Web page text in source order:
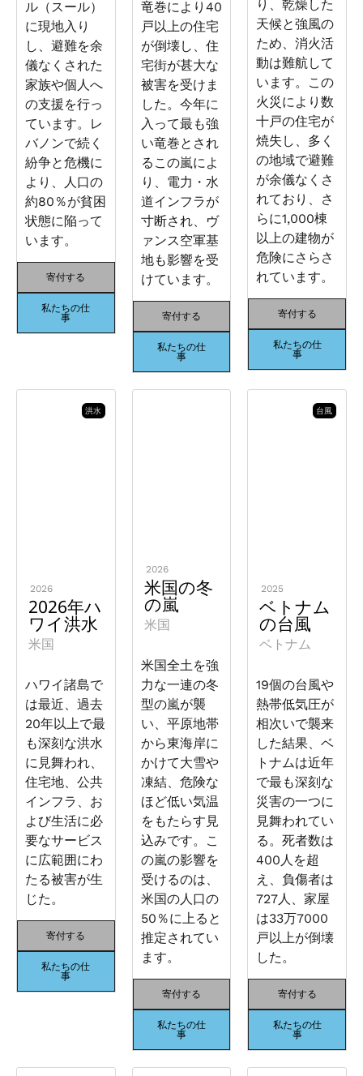
ル（スール）
に現地入り
し、避難を余
儀なくされた
家族や個人へ
の支援を行っ
ています。レ
バノンで続く
紛争と危機に
より、人口の
約80％が貧困
状態に陥って
います。
寄付する
私たちの仕
事
竜巻により40
戸以上の住宅
が倒壊し、住
宅街が甚大な
被害を受けま
した。今年に
入って最も強
い竜巻とされ
るこの嵐によ
り、電力・水
道インフラが
寸断され、ヴ
ァンス空軍基
地も影響を受
けています。
寄付する
私たちの仕
事
り、乾燥した
天候と強風の
ため、消火活
動は難航して
います。この
火災により数
十戸の住宅が
焼失し、多く
の地域で避難
が余儀なくさ
れており、さ
らに1,000棟
以上の建物が
危険にさらさ
れています。
寄付する
私たちの仕
事
洪水
2026
2026年ハ
ワイ洪水
米国
ハワイ諸島で
は最近、過去
20年以上で最
も深刻な洪水
に見舞われ、
住宅地、公共
インフラ、お
よび生活に必
要なサービス
に広範囲にわ
たる被害が生
じた。
寄付する
私たちの仕
事
2026
米国の冬
の嵐
米国
米国全土を強
力な一連の冬
型の嵐が襲
い、平原地帯
から東海岸に
かけて大雪や
凍結、危険な
ほど低い気温
をもたらす見
込みです。こ
の嵐の影響を
受けるのは、
米国の人口の
50％に上ると
推定されてい
ます。
寄付する
私たちの仕
事
台風
2025
ベトナム
の台風
ベトナム
19個の台風や
熱帯低気圧が
相次いで襲来
した結果、ベ
トナムは近年
で最も深刻な
災害の一つに
見舞われてい
る。死者数は
400人を超
え、負傷者は
727人、家屋
は33万7000
戸以上が倒壊
した。
寄付する
私たちの仕
事